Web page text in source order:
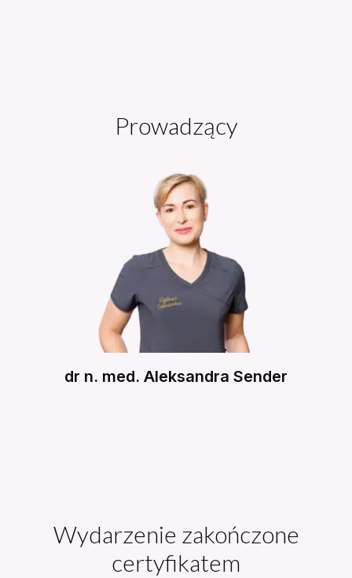
Prowadzący
dr n. med. Aleksandra Sender
Wydarzenie zakończone
certyfikatem